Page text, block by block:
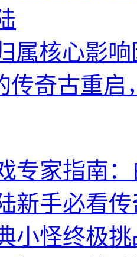
属核心影
传奇古重
专家指南
新手必看
小怪终极